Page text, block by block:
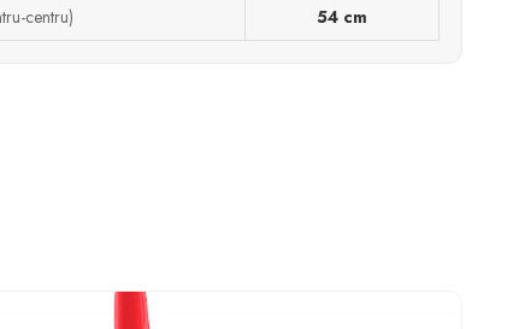
centru)
54 cm